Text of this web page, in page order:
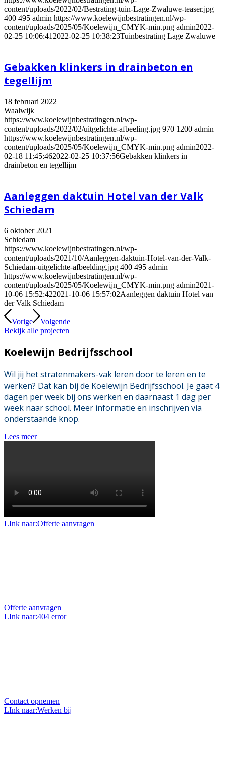
content/uploads/2022/02/Bestrating-tuin-Lage-Zwaluwe-teaser.jpg
400 495 admin https://www.koelewijnbestratingen.nl/wp-
content/uploads/2025/05/Koelewijn_CMYK-min.png admin2022-
02-25 10:06:41 2022-02-25 10:38:23Tuinbestrating Lage Zwaluwe
Gebakken klinkers in drainbeton en
tegellijm
18 februari 2022
Waalwijk
https://www.koelewijnbestratingen.nl/wp-
content/uploads/2022/02/uitgelichte-afbeeling.jpg 970 1200 admin
https://www.koelewijnbestratingen.nl/wp-
content/uploads/2025/05/Koelewijn_CMYK-min.png admin2022-
02-18 11:45:462022-02-25 10:37:56Gebakken klinkers in
drainbeton en tegellijm
Aanleggen daktuin Hotel van der Valk
Schiedam
6 oktober 2021
Schiedam
https://www.koelewijnbestratingen.nl/wp-
content/uploads/2021/10/Aanleggen-daktuin-Hotel-van-der-Valk-
Schiedam-uitgelichte-afbeelding.jpg 400 495 admin
https://www.koelewijnbestratingen.nl/wp-
content/uploads/2025/05/Koelewijn_CMYK-min.png admin2021-
10-06 15:52:422021-10-06 15:57:02Aanleggen daktuin Hotel van
der Valk Schiedam
Vorige
Volgende
Bekijk alle projecten
Koelewijn Bedrijfsschool
Wil jij het stratenmakers-vak leren door te leren en te
werken? Dat kan bij de Koelewijn Bedrijfsschool. Je gaat 4
dagen per week bij ons werken en daarnaast 1 dag per
week naar school. Meer informatie en inschrijven via
onderstaande knop.
Lees meer
LInk naar:Offerte aanvragen
Offerte aanvragen
LInk naar:404 error
Contact opnemen
LInk naar:Werken bij